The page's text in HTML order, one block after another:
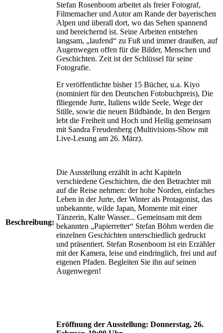
Beschreibung:
Stefan Rosenboom arbeitet als freier Fotograf,
Filmemacher und Autor am Rande der bayerischen
Alpen und überall dort, wo das Sehen spannend
und bereichernd ist. Seine Arbeiten entstehen
langsam, „laufend“ zu Fuß und immer draußen, auf
Augenwegen offen für die Bilder, Menschen und
Geschichten. Zeit ist der Schlüssel für seine
Fotografie.
Er veröffentlichte bisher 15 Bücher, u.a. Kiyo
(nominiert für den Deutschen Fotobuchpreis), Die
flliegende Jurte, Italiens wilde Seele, Wege der
Stille, sowie die neuen Bildbände, In den Bergen
lebt die Freiheit und Hoch und Heilig gemeinsam
mit Sandra Freudenberg (Multivisions-Show mit
Live-Lesung am 26. März).
Die Ausstellung erzählt in acht Kapiteln
verschiedene Geschichten, die den Betrachter mit
auf die Reise nehmen: der hohe Norden, einfaches
Leben in der Jurte, der Winter als Protagonist, das
unbekannte, wilde Japan, Momente mit einer
Tänzerin, Kalte Wasser... Gemeinsam mit dem
bekannten „Papierretter“ Stefan Böhm werden die
einzelnen Geschichten unterschiedlich gedruckt
und präsentiert. Stefan Rosenboom ist ein Erzähler
mit der Kamera, leise und eindringlich, frei und auf
eigenen Pfaden. Begleiten Sie ihn auf seinen
Augenwegen!
Eröffnung der Ausstellung: Donnerstag, 26.